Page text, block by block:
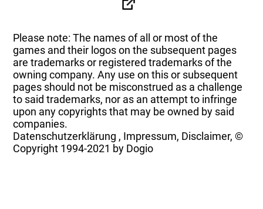
Please note: The names of all or most of the
games and their logos on the subsequent pages
are trademarks or registered trademarks of the
owning company. Any use on this or subsequent
pages should not be misconstrued as a challenge
to said trademarks, nor as an attempt to infringe
upon any copyrights that may be owned by said
companies.
Datenschutzerklärung , Impressum, Disclaimer, ©
Copyright 1994-2021 by Dogio